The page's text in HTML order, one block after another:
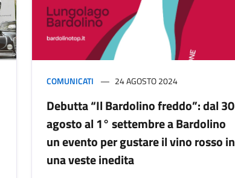
COMUNICATI 24 AGOSTO 2024
Debutta “Il Bardolino freddo”: dal 30
agosto al 1° settembre a Bardolino
un evento per gustare il vino rosso in
una veste inedita